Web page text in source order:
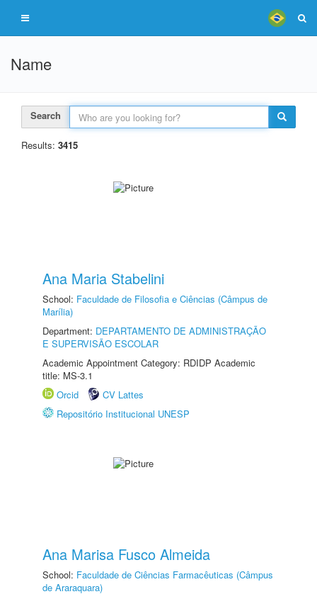
Name
Search
Results: 3415
Ana Maria Stabelini
School: Faculdade de Filosofia e Ciências (Câmpus de
Marília)
Department: DEPARTAMENTO DE ADMINISTRAÇÃO
E SUPERVISÃO ESCOLAR
Academic Appointment Category: RDIDP Academic
title: MS-3.1
Orcid
CV Lattes
Repositório Institucional UNESP
Ana Marisa Fusco Almeida
School: Faculdade de Ciências Farmacêuticas (Câmpus
de Araraquara)